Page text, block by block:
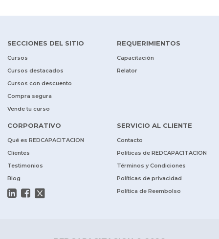
SECCIONES DEL SITIO
Cursos
Cursos destacados
Cursos con descuento
Compra segura
Vende tu curso
REQUERIMIENTOS
Capacitación
Relator
CORPORATIVO
Qué es REDCAPACITACION
Clientes
Testimonios
Blog
SERVICIO AL CLIENTE
Contacto
Políticas de REDCAPACITACION
Términos y Condiciones
Políticas de privacidad
Política de Reembolso